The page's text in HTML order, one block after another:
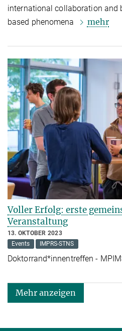
international collaboration and
based phenomena
mehr
Voller Erfolg: erste
Veranstaltung
13. OKTOBER 2023
Events
IMPRS-STNS
Doktorrand*innentreffen -
Mehr anzeigen